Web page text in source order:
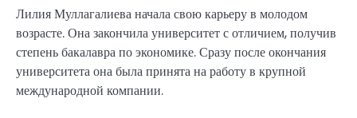
Лилия Муллагалиева начала свою карьеру в молодом
возрасте. Она закончила университет с отличием, получив
степень бакалавра по экономике. Сразу после окончания
университета она была принята на работу в крупной
международной компании.